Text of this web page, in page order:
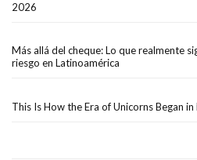
2026
Más allá del cheque: Lo que realmente
riesgo en Latinoamérica
This Is How the Era of Unicorns Began